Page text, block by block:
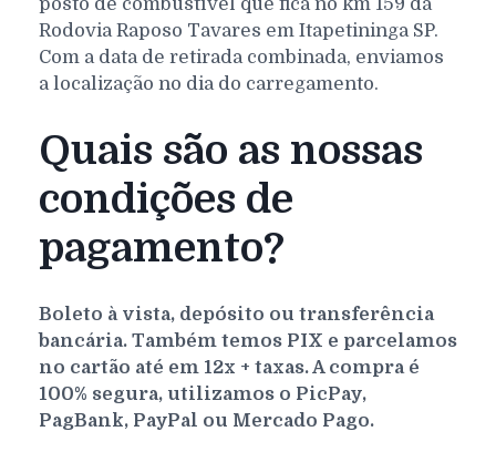
Rodovia Raposo Tavares em Itapetininga SP.
Com a data de retirada combinada, enviamos
a localização no dia do carregamento.
Quais são as nossas
condições de
pagamento?
Boleto à vista, depósito ou transferência
bancária. Também temos PIX e parcelamos
no cartão até em 12x + taxas. A compra é
100% segura, utilizamos o PicPay,
PagBank, PayPal ou Mercado Pago.